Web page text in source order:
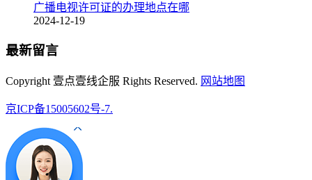
广播电视许可证的办理地点在哪
2024-12-19
最新留言
Copyright 壹点壹线企服 Rights Reserved. 网站地图
京ICP备15005602号-7.